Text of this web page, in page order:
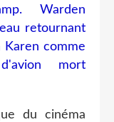
Warden
retournant
Karen comme
mort
du cinéma